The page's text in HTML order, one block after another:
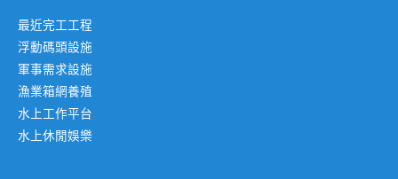
最近完工工程
浮動碼頭設施
軍事需求設施
漁業箱網養殖
水上工作平台
水上休閒娛樂